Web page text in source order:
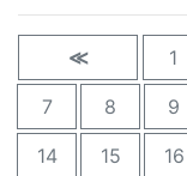
≪ 1
7 8 9
14 15 16